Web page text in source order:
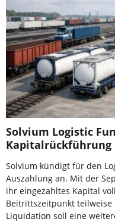
Solvium Logistic
Kapitalrückführung
Solvium kündigt für den
Auszahlung an. Mit der
ihr eingezahltes Kapital
Beitrittszeitpunkt teilweise
Liquidation soll eine